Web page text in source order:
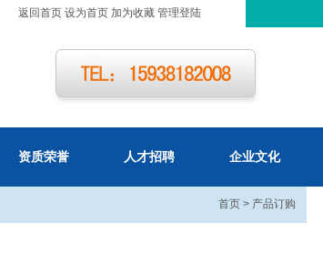
返回首页 设为首页 加为收藏 管理登陆
资质荣誉 人才招聘 企业文化
首页 > 产品订购